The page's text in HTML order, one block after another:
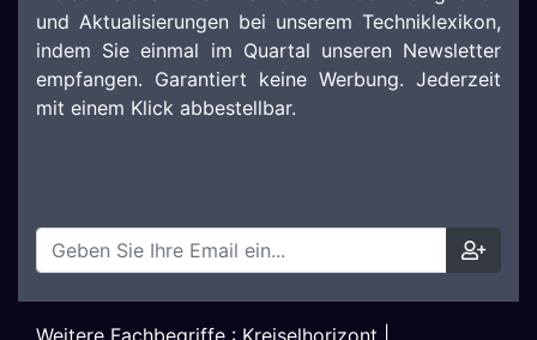
und Aktualisierungen bei unserem Techniklexikon,
indem Sie einmal im Quartal unseren Newsletter
empfangen. Garantiert keine Werbung. Jederzeit
mit einem Klick abbestellbar.
Weitere Fachbegriffe : Kreiselhorizont